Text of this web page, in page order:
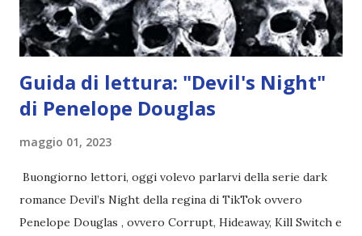
ma questa volta ...
Guida di lettura: "Devil's Night"
di Penelope Douglas
maggio 01, 2023
Buongiorno lettori, oggi volevo parlarvi della serie dark
romance Devil’s Night della regina di TikTok ovvero
Penelope Douglas , ovvero Corrupt, Hideaway, Kill Switch e